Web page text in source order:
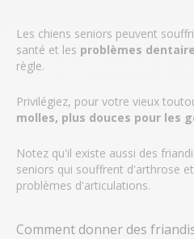
Les chiens seniors peuvent
santé et les problèmes
règle.
Privilégiez, pour votre vieux
molles, plus douces pour les
Notez qu'il existe aussi des
seniors qui souffrent d'arthrose
problèmes d'articulations.
Comment donner des